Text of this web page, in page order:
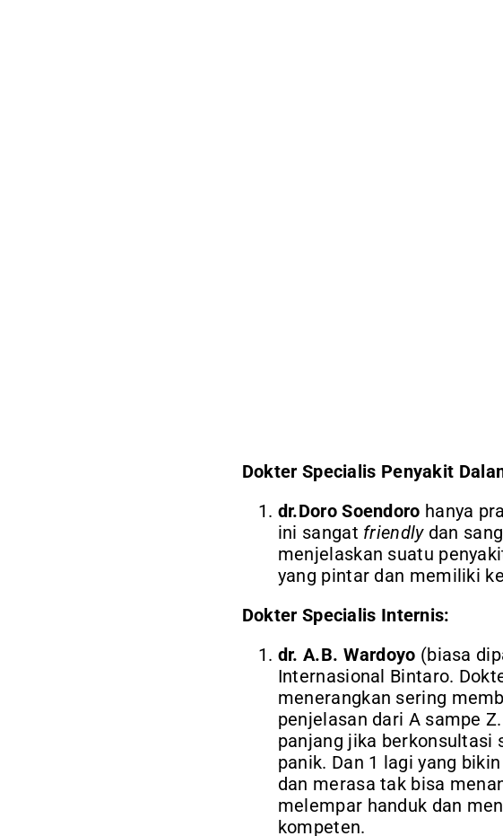
Dokter Specialis Penyakit
dr.Doro Soendoro hanya
ini sangat friendlydan
menjelaskan suatu
yang pintar dan memiliki
Dokter Specialis Internis:
dr. A.B. Wardoyo (biasa
Internasional Bintaro.
menerangkan sering
penjelasan dari A sampe
panjang jika berkonsultasi
panik. Dan 1 lagi yang
dan merasa tak bisa
melempar handuk dan
kompeten.